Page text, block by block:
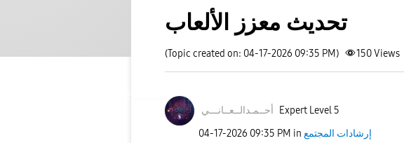
تحديث معزز الألعاب
(Topic created on: 04-17-2026 09:35 PM) 150Views
أحــمـدالــعــانـــي Expert Level 5
‎04-17-2026 09:35 PM in إرشادات المجتمع